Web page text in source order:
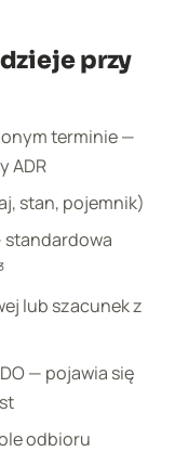
przy
terminie —
ADR
stan, pojemnik)
standardowa
lub szacunek z
— pojawia się
odbioru